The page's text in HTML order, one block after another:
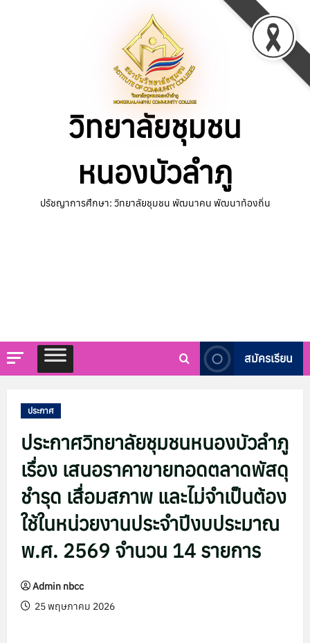
วิทยาลัยชุมชน
หนองบัวลำภู
ปรัชญาการศึกษา: วิทยาลัยชุมชน พัฒนาคน พัฒนาท้องถิ่น
สมัครเรียน
ประกาศ
ประกาศวิทยาลัยชุมชนหนองบัวลำภู
เรื่อง เสนอราคาขายทอดตลาดพัสดุ
ชำรุด เสื่อมสภาพ และไม่จำเป็นต้อง
ใช้ในหน่วยงานประจำปีงบประมาณ
พ.ศ. 2569 จำนวน 14 รายการ
Admin nbcc
25 พฤษภาคม 2026